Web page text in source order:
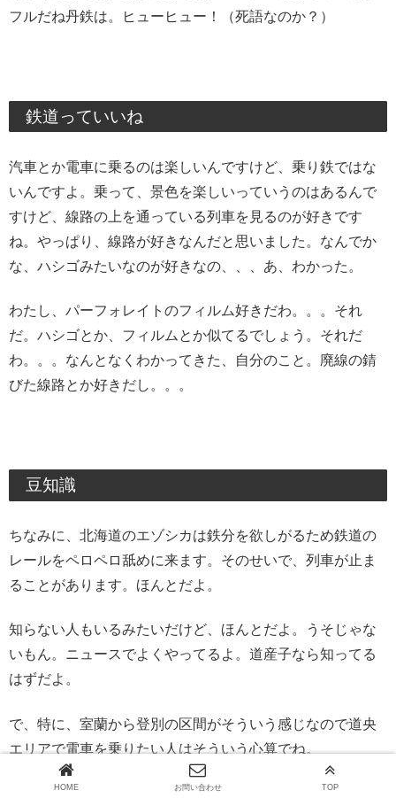
フルだね丹鉄は。ヒューヒュー！（死語なのか？）
鉄道っていいね
汽車とか電車に乗るのは楽しいんですけど、乗り鉄ではな
いんですよ。乗って、景色を楽しいっていうのはあるんで
すけど、線路の上を通っている列車を見るのが好きです
ね。やっぱり、線路が好きなんだと思いました。なんでか
な、ハシゴみたいなのが好きなの、、、あ、わかった。
わたし、パーフォレイトのフィルム好きだわ。。。それ
だ。ハシゴとか、フィルムとか似てるでしょう。それだ
わ。。。なんとなくわかってきた、自分のこと。廃線の錆
びた線路とか好きだし。。。
豆知識
ちなみに、北海道のエゾシカは鉄分を欲しがるため鉄道の
レールをペロペロ舐めに来ます。そのせいで、列車が止ま
ることがあります。ほんとだよ。
知らない人もいるみたいだけど、ほんとだよ。うそじゃな
いもん。ニュースでよくやってるよ。道産子なら知ってる
はずだよ。
で、特に、室蘭から登別の区間がそういう感じなので道央
エリアで電車を乗りたい人はそういう心算でね。
よろしいか？(京都の言葉を意識)
HOME お問い合わせ TOP